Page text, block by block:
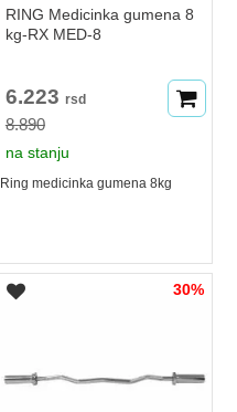
RING Medicinka gumena 8
kg-RX MED-8
6.223 rsd
8.890
na stanju
Ring medicinka gumena 8kg
30%